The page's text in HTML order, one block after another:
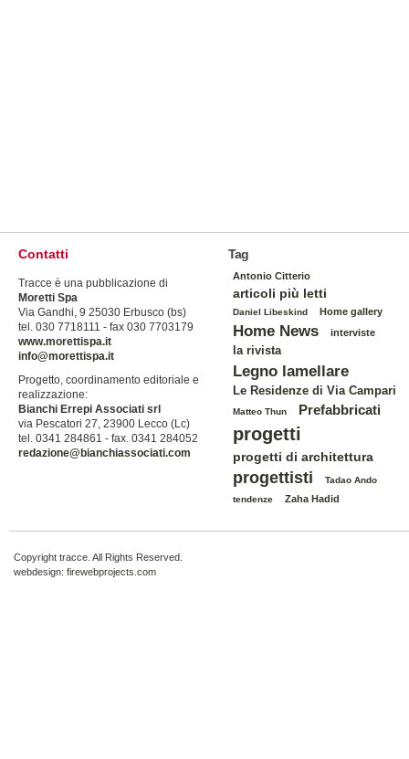
Contatti
Tracce è una pubblicazione di
Moretti Spa
Via Gandhi, 9 25030 Erbusco (bs)
tel. 030 7718111 - fax 030 7703179
www.morettispa.it
info@morettispa.it
Progetto, coordinamento editoriale e
realizzazione:
Bianchi Errepi Associati srl
via Pescatori 27, 23900 Lecco (Lc)
tel. 0341 284861 - fax. 0341 284052
redazione@bianchiassociati.com
Tag
Antonio Citterio
articoli più letti
Daniel Libeskind Home gallery
Home News interviste
la rivista
Legno lamellare
Le Residenze di Via Campari
Matteo Thun Prefabbricati
progetti
progetti di architettura
progettisti
Tadao Ando
tendenze
Zaha Hadid
Copyright tracce. All Rights Reserved.
webdesign: firewebprojects.com